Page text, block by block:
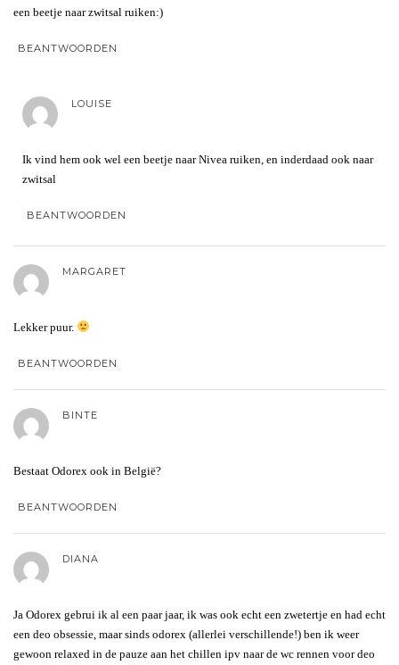
een beetje naar zwitsal ruiken:)
BEANTWOORDEN
LOUISE
Ik vind hem ook wel een beetje naar Nivea ruiken, en inderdaad ook naar
zwitsal
BEANTWOORDEN
MARGARET
Lekker puur.
BEANTWOORDEN
BINTE
Bestaat Odorex ook in België?
BEANTWOORDEN
DIANA
Ja Odorex gebrui ik al een paar jaar, ik was ook echt een zwetertje en had echt
een deo obsessie, maar sinds odorex (allerlei verschillende!) ben ik weer
gewoon relaxed in de pauze aan het chillen ipv naar de wc rennen voor deo